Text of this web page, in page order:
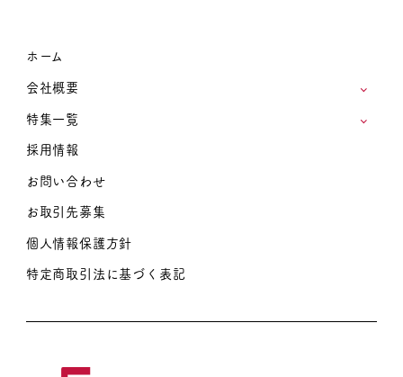
ホーム
会社概要
特集一覧
採用情報
お問い合わせ
お取引先募集
個人情報保護方針
特定商取引法に基づく表記